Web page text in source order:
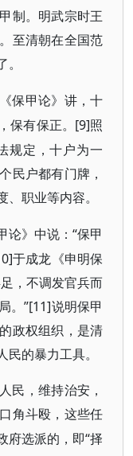
制。明武宗时王
至清朝在全国范
。
保甲论》讲，十
保有保正。 [9]照
规定，十户为一
民户都有门牌，
职业等内容。
论》中说：“保甲
于成龙《申明保
，不调发官兵而
。”[11]说明保甲
政权组织，是清
的暴力工具。
民，维持治安，
角斗殴，这些任
府选派的，即“择